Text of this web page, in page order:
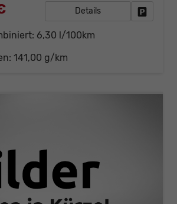
Details
6,30 l/100km
141,00 g/km